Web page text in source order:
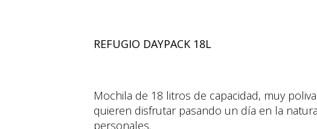
REFUGIO DAYPACK 18L
Mochila de 18 litros de capacidad, muy
quieren disfrutar pasando un día en la
personales.